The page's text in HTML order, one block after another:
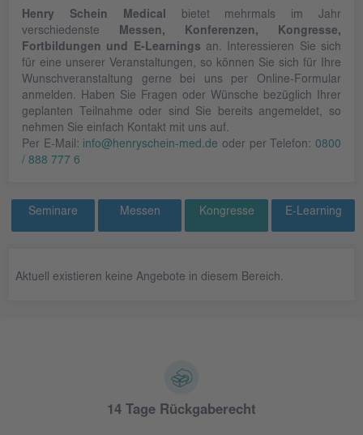
Henry Schein Medical
bietet mehrmals im Jahr
verschiedenste
Messen, Konferenzen, Kongresse,
Fortbildungen und E-Learnings an. Interessieren Sie sich
für eine unserer Veranstaltungen, so können Sie sich für Ihre
Wunschveranstaltung gerne bei uns per Online-Formular
anmelden. Haben Sie Fragen oder Wünsche bezüglich Ihrer
geplanten Teilnahme oder sind Sie bereits angemeldet, so
nehmen Sie einfach Kontakt mit uns auf.
Per E-Mail: info@henryschein-med.de oder per Telefon:0800
/ 888 777 6
Seminare Messen Kongresse E-Learning
Aktuell existieren keine Angebote in diesem Bereich.
14 Tage Rückgaberecht